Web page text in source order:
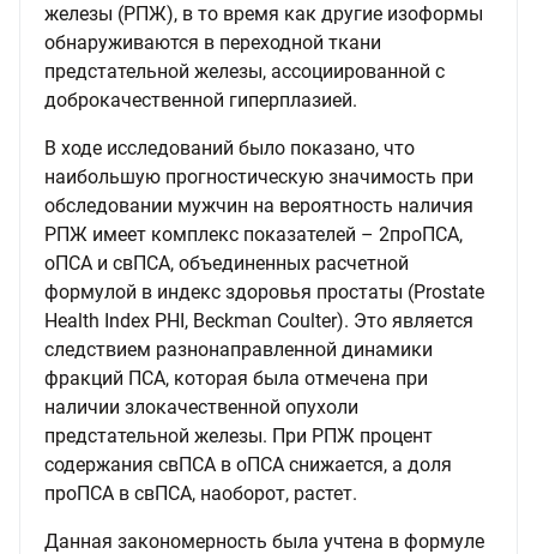
железы (РПЖ), в то время как другие изоформы
обнаруживаются в переходной ткани
предстательной железы, ассоциированной с
доброкачественной гиперплазией.
В ходе исследований было показано, что
наибольшую прогностическую значимость при
обследовании мужчин на вероятность наличия
РПЖ имеет комплекс показателей – 2проПСА,
оПСА и свПСА, объединенных расчетной
формулой в индекс здоровья простаты (Prostate
Health Index PHI, Beckman Coulter). Это является
следствием разнонаправленной динамики
фракций ПСА, которая была отмечена при
наличии злокачественной опухоли
предстательной железы. При РПЖ процент
содержания свПСА в оПСА снижается, а доля
проПСА в свПСА, наоборот, растет.
Данная закономерность была учтена в формуле